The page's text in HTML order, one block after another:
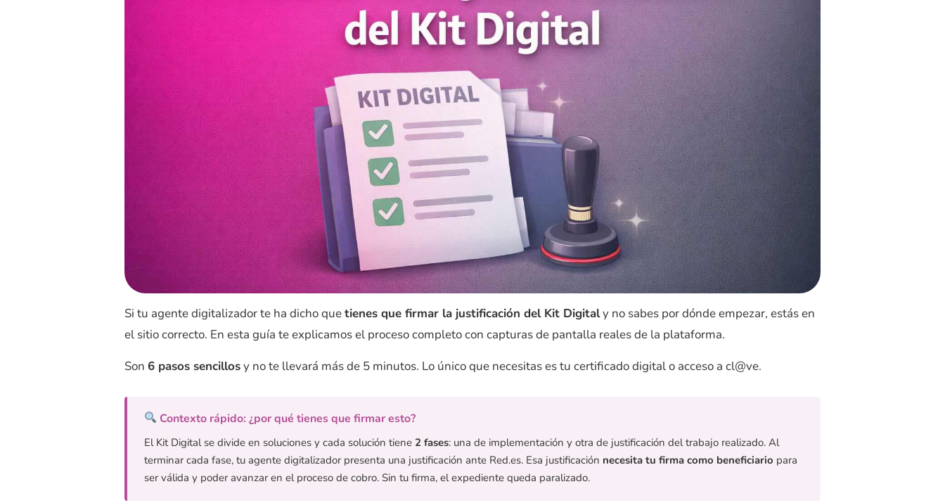
Si tu agente digitalizador te ha dicho quetienes que firmar la justificación del Kit Digitaly no sabes por dónde empezar, estás en
el sitio correcto. En esta guía te explicamos el proceso completo con capturas de pantalla reales de la plataforma.
Son 6 pasos sencillosy no te llevará más de 5 minutos. Lo único que necesitas es tu certificado digital o acceso a cl@ve.
Contexto rápido: ¿por qué tienes que firmar esto?
El Kit Digital se divide en soluciones y cada solución tiene 2 fases: una de implementación y otra de justificación del trabajo realizado. Al
terminar cada fase, tu agente digitalizador presenta una justificación ante Red.es. Esa justificación necesita tu firma como beneficiario para
ser válida y poder avanzar en el proceso de cobro. Sin tu firma, el expediente queda paralizado.